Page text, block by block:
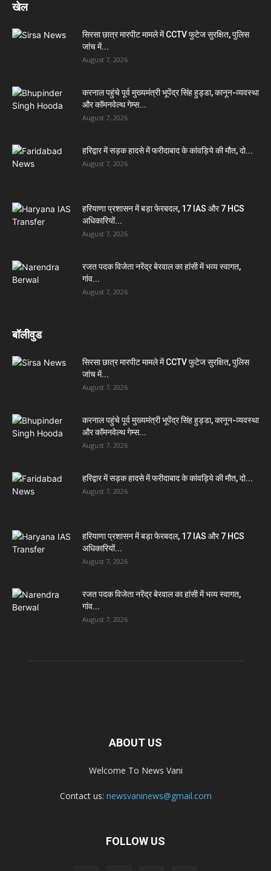
खेल
सिरसा छात्र मारपीट मामले में CCTV फुटेज सुरक्षित, पुलिस
जांच में...
August 7, 2026
करनाल पहुंचे पूर्व मुख्यमंत्री भूपेंद्र सिंह हुड्डा, कानून-व्यवस्था
और कॉमनवेल्थ गेम्स...
August 7, 2026
हरिद्वार में सड़क हादसे में फरीदाबाद के कांवड़िये की मौत, दो...
August 7, 2026
हरियाणा प्रशासन में बड़ा फेरबदल, 17 IAS और 7 HCS
अधिकारियों...
August 7, 2026
रजत पदक विजेता नरेंद्र बेरवाल का हांसी में भव्य स्वागत,
गांव...
August 7, 2026
बॉलीवुड
सिरसा छात्र मारपीट मामले में CCTV फुटेज सुरक्षित, पुलिस
जांच में...
August 7, 2026
करनाल पहुंचे पूर्व मुख्यमंत्री भूपेंद्र सिंह हुड्डा, कानून-व्यवस्था
और कॉमनवेल्थ गेम्स...
August 7, 2026
हरिद्वार में सड़क हादसे में फरीदाबाद के कांवड़िये की मौत, दो...
August 7, 2026
हरियाणा प्रशासन में बड़ा फेरबदल, 17 IAS और 7 HCS
अधिकारियों...
August 7, 2026
रजत पदक विजेता नरेंद्र बेरवाल का हांसी में भव्य स्वागत,
गांव...
August 7, 2026
ABOUT US
Welcome To News Vani
Contact us: newsvaninews@gmail.com
FOLLOW US